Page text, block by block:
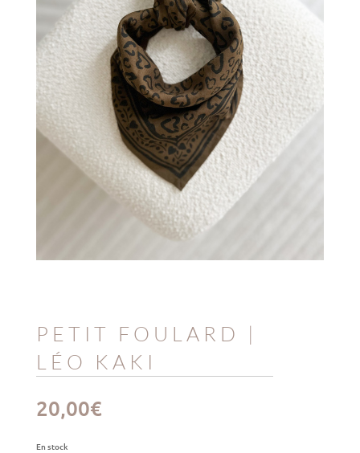
PETIT FOULARD |
LÉO KAKI
20,00€
En stock